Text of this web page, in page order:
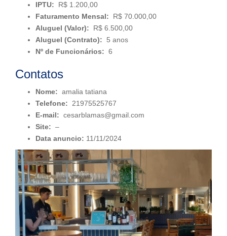
IPTU:
R$ 1.200,00
Faturamento Mensal:
R$ 70.000,00
Aluguel (Valor):
R$ 6.500,00
Aluguel (Contrato):
5 anos
Nº de Funcionários: 6
Contatos
Nome: amalia tatiana
Telefone:
21975525767
E-mail: cesarblamas@gmail.com
Site: –
Data anuncio: 11/11/2024